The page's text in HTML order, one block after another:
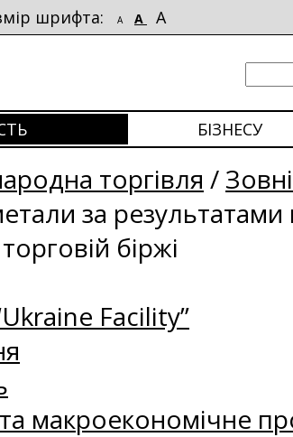
шрифта: A A A
БІЗНЕСУ
торгівля /
за
біржі
Facility”
макроекономічне